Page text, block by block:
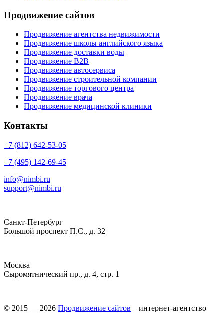
Продвижение сайтов
Продвижение агентства недвижимости
Продвижение школы английского языка
Продвижение доставки воды
Продвижение B2B
Продвижение автосервиса
Продвижение строительной компании
Продвижение торгового центра
Продвижение врача
Продвижение медицинской клиники
Контакты
+7 (812) 642-53-05
+7 (495) 142-69-45
info@nimbi.ru
support@nimbi.ru
Санкт-Петербург
Большой проспект П.С., д. 32
Москва
Сыромятнический пр., д. 4, стр. 1
© 2015 — 2026 Продвижение сайтов – интернет-агентство